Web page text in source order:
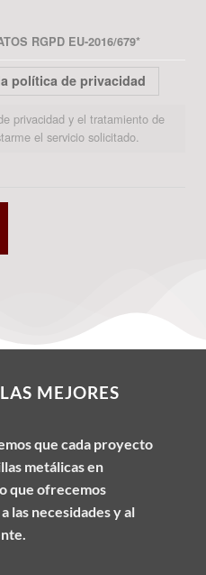
RGPD EU-2016/679*
política de privacidad
privacidad y el tratamiento de
el servicio solicitado.
MEJORES
que cada proyecto
metálicas en
que ofrecemos
las necesidades y al